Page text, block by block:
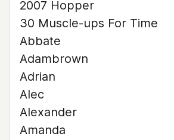
2007 Hopper
30 Muscle-ups For Time
Abbate
Adambrown
Adrian
Alec
Alexander
Amanda